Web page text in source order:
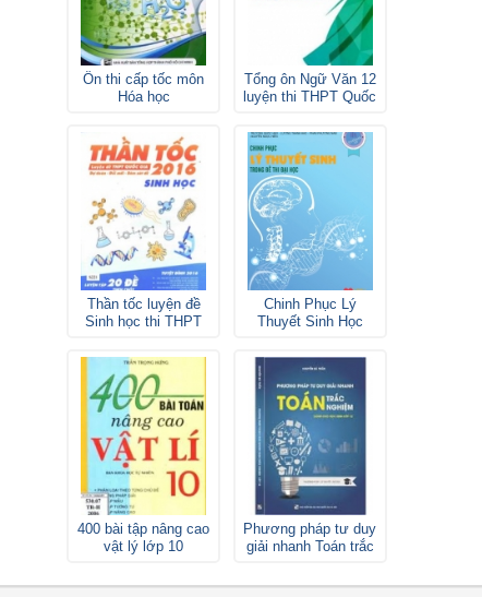
Ôn thi cấp tốc môn
Hóa học
Tổng ôn Ngữ Văn 12
luyện thi THPT Quốc
Thần tốc luyện đề
Sinh học thi THPT
Chinh Phục Lý
Thuyết Sinh Học
400 bài tập nâng cao
vật lý lớp 10
Phương pháp tư duy
giải nhanh Toán trắc